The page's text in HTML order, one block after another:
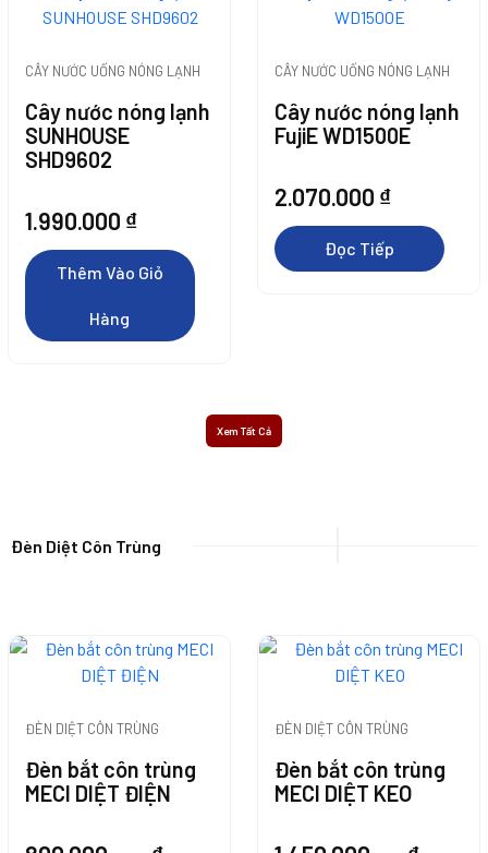
Hàng
Thêm Vào Giỏ
Thêm Vào Giỏ
Hàng
Thêm Vào Giỏ
Thêm Vào Giỏ
Hàng
Thêm Vào Giỏ
Hàng
Đọc Tiếp
Hàng
Thêm Vào Giỏ
CÂY NƯỚC UỐNG NÓNG LẠNH
Cây nước nóng lạnh
SUNHOUSE
SHD9602
1.990.000 ₫
Thêm Vào Giỏ
Hàng
CÂY NƯỚC UỐNG NÓNG LẠNH
Cây nước nóng lạnh
FujiE WD1500E
2.070.000 ₫
Đọc Tiếp
Xem Tất Cả
Đèn Diệt Côn Trùng
ĐÈN DIỆT CÔN TRÙNG
Đèn bắt côn trùng
MECI DIỆT ĐIỆN
ĐÈN DIỆT CÔN TRÙNG
Đèn bắt côn trùng
MECI DIỆT KEO